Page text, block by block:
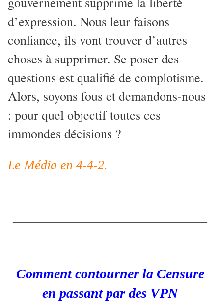
d’expression. Nous leur faisons
confiance, ils vont trouver d’autres
choses à supprimer. Se poser des
questions est qualifié de complotisme.
Alors, soyons fous et demandons-nous
: pour quel objectif toutes ces
immondes décisions ?
Le Média en 4-4-2.
Comment contourner la Censure
en passant par des VPN